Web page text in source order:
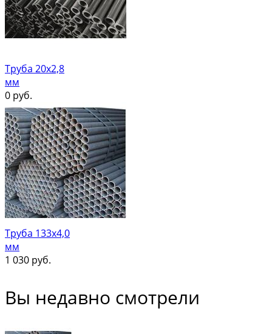
Труба 20х2,8
мм
0 руб.
Труба 133х4,0
мм
1 030 руб.
Вы недавно смотрели